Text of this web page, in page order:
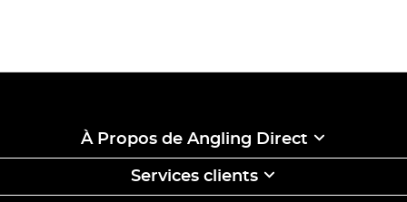
À Propos de Angling Direct
Services clients